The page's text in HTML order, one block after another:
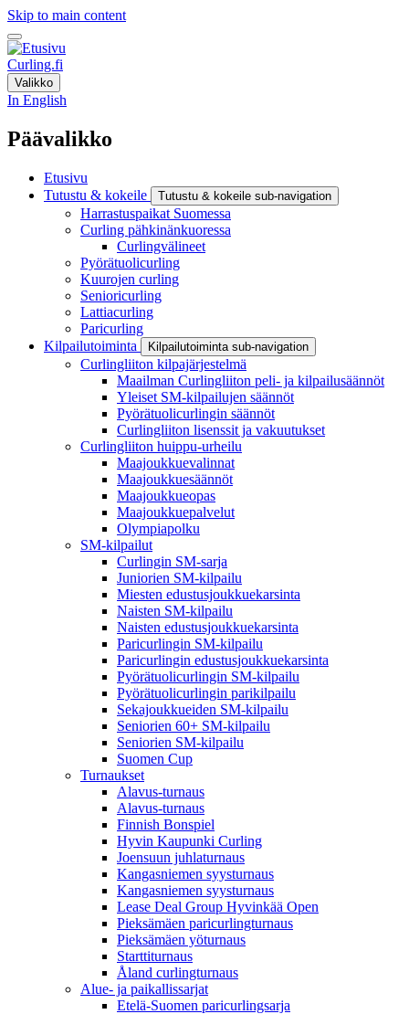
Skip to main content
Curling.fi
Valikko
In English
Päävalikko
Etusivu
Tutustu & kokeile
Tutustu & kokeile sub-navigation
Harrastuspaikat Suomessa
Curling pähkinänkuoressa
Curlingvälineet
Pyörätuolicurling
Kuurojen curling
Senioricurling
Lattiacurling
Paricurling
Kilpailutoiminta
Kilpailutoiminta sub-navigation
Curlingliiton kilpajärjestelmä
Maailman Curlingliiton peli- ja kilpailusäännöt
Yleiset SM-kilpailujen säännöt
Pyörätuolicurlingin säännöt
Curlingliiton lisenssit ja vakuutukset
Curlingliiton huippu-urheilu
Maajoukkuevalinnat
Maajoukkuesäännöt
Maajoukkueopas
Maajoukkuepalvelut
Olympiapolku
SM-kilpailut
Curlingin SM-sarja
Juniorien SM-kilpailu
Miesten edustusjoukkuekarsinta
Naisten SM-kilpailu
Naisten edustusjoukkuekarsinta
Paricurlingin SM-kilpailu
Paricurlingin edustusjoukkuekarsinta
Pyörätuolicurlingin SM-kilpailu
Pyörätuolicurlingin parikilpailu
Sekajoukkueiden SM-kilpailu
Seniorien 60+ SM-kilpailu
Seniorien SM-kilpailu
Suomen Cup
Turnaukset
Alavus-turnaus
Alavus-turnaus
Finnish Bonspiel
Hyvin Kaupunki Curling
Joensuun juhlaturnaus
Kangasniemen syysturnaus
Kangasniemen syysturnaus
Lease Deal Group Hyvinkää Open
Pieksämäen paricurlingturnaus
Pieksämäen yöturnaus
Starttiturnaus
Åland curlingturnaus
Alue- ja paikallissarjat
Etelä-Suomen paricurlingsarja